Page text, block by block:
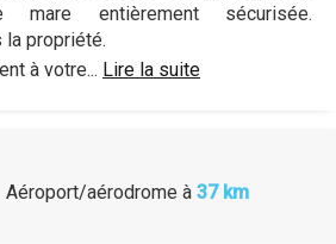
entièrement sécurisée.
la propriété.
à votre... Lire la suite
Aéroport/aérodrome à 37 km